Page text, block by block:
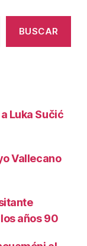
BUSCAR
Luka Sučić
Vallecano
años 90